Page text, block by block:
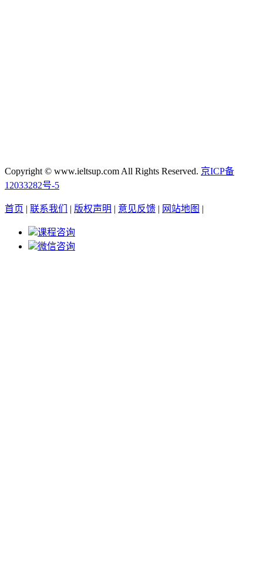
Copyright © www.ieltsup.com All Rights Reserved. 京ICP备
12033282号-5
首页 | 联系我们 | 版权声明 | 意见反馈 | 网站地图 |
课程咨询
微信咨询